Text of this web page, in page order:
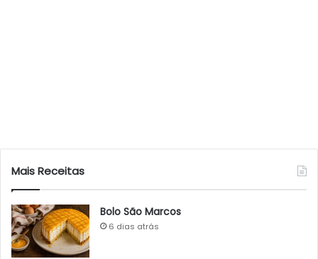
Mais Receitas
Bolo São Marcos
6 dias atrás